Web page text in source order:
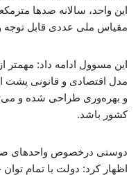
این واحد، سالانه صدها
مقیاس ملی عددی قابل توجه
این مسوول ادامه داد:
مدل اقتصادی و قانونی پشت
و بهره‌وری طراحی شده و
کشور باشد.
دوستی درخصوص واحدهای
اظهار کرد: دولت با تمام